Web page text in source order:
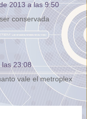
2013 a las 9:50
conservada
las 23:08
vale el metroplex